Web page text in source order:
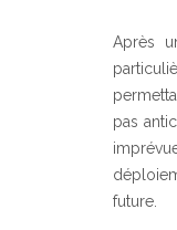
Après
pas
future.